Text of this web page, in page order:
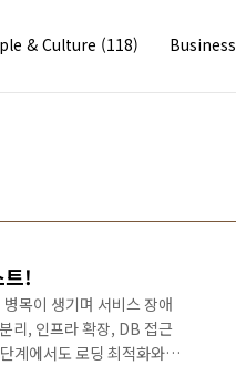
& Culture (118) Business
트!
목이 생기며 서비스 장애
리, 인프라 확장, DB 접근
계에서도 로딩 최적화와